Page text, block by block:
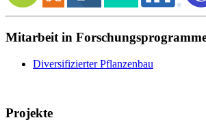
Mitarbeit in
Diversifizierter Pflanzenbau
Projekte